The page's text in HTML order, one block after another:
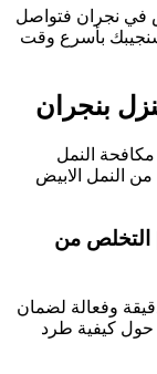
في نجران فتواصل
بأسرع وقت
النمل
النمل الابيض
من
وفعالة لضمان
المدمرة. إليك 6 نقاط حول كيفية طرد